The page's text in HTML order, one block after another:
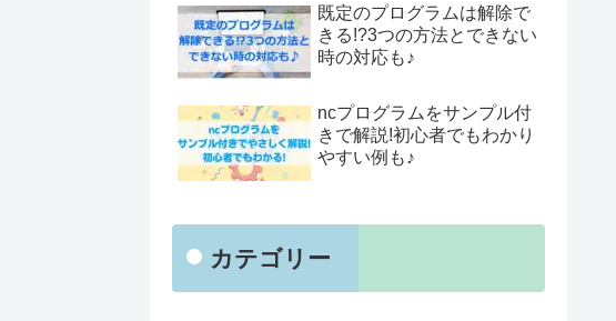
既定のプログラムは解除で
きる!?3つの方法とできない
時の対応も♪
ncプログラムをサンプル付
きで解説!初心者でもわかり
やすい例も♪
カテゴリー